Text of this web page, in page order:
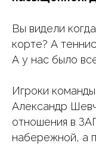
Вы видели
корте? А
А у нас было
Игроки
Александр
отношения в
набережной, а